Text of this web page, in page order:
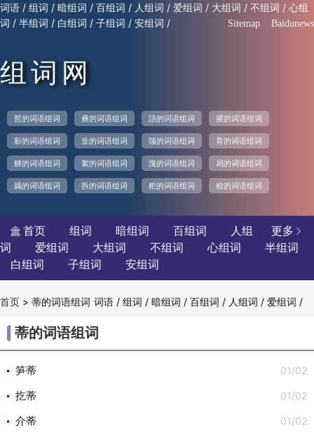
词语 / 组词 / 暗组词 / 百组词 / 人组词 / 爱组词 / 大组词 / 不组词 / 心组
词 / 半组词 / 白组词 / 子组词 / 安组词 / Sitemap Baidunews
组词网
哲的词语组词 彝的词语组词 語的词语组词 攉的词语组词
影的词语组词 韭的词语组词 颉的词语组词 育的词语组词
赇的词语组词 絮的词语组词 溲的词语组词 舄的词语组词
臈的词语组词 拆的词语组词 柜的词语组词 粗的词语组词
更多 
 首页 组词 暗组词 百组词
人组
词
爱组词 大组词 不组词 心组词
半组词
白组词
子组词 安组词
词语 /组词 /暗组词 /百组词 / 人组词 /爱组词 /
词
首页 > 蒂的词语组词
蒂的词语组词
01/02
笋蒂
01/02
扢蒂
01/02
介蒂